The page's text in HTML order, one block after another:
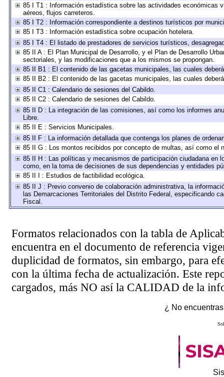
85 I T1 : Información estadística sobre las actividades económicas
aéreos, flujos carreteros.
85 I T2 : Información correspondiente a destinos turísticos por
85 I T3 : Información estadística sobre ocupación hotelera.
85 I T4 : El listado de prestadores de servicios turísticos,
85 II A : El Plan Municipal de Desarrollo, y el Plan de Desarrollo
sectoriales, y las modificaciones que a los mismos se propongan.
85 II B1 : El contenido de las gacetas municipales, las cuales
85 II B2 : El contenido de las gacetas municipales, las cuales
85 II C1 : Calendario de sesiones del Cabildo.
85 II C2 : Calendario de sesiones del Cabildo.
85 II D : La integración de las comisiones, así como los informes
Libre.
85 II E : Servicios Municipales.
85 II F : La información detallada que contenga los planes de
85 II G : Los montos recibidos por concepto de multas, así como el
85 II H : Las políticas y mecanismos de participación ciudadana en
como, en la toma de decisiones de sus dependencias y entidades
85 II I : Estudios de factibilidad ecológica.
85 II J : Previo convenio de colaboración administrativa, la
las Demarcaciones Territoriales del Distrito Federal, especificando
Fiscal.
Formatos relacionados con la tabla de
encuentra en el documento de referencia
duplicidad de formatos, sin embargo, para
con la última fecha de actualización. Este
cargados, más NO así la CALIDAD de la
¿ No